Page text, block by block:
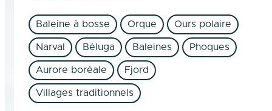
Baleine à bosse Orque Ours polaire
Narval Béluga Baleines Phoques
Aurore boréale Fjord
Villages traditionnels